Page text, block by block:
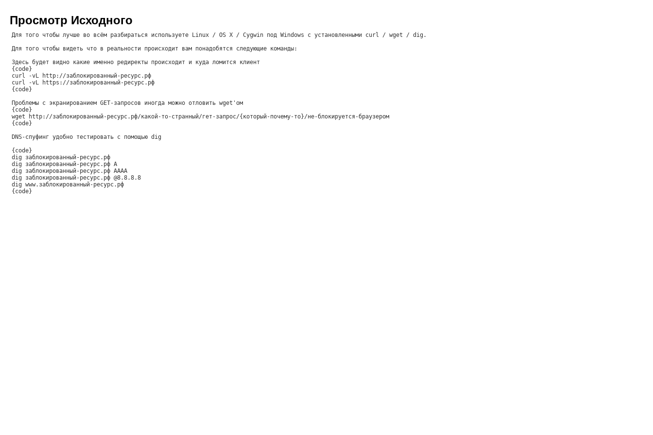
Просмотр Исходного
Для того чтобы лучше во всём разбираться используете Linux / OS X / Cygwin под Windows с установленными curl / wget / dig.
Для того чтобы видеть что в реальности происходит вам понадобятся следующие команды:
Здесь будет видно какие именно редиректы происходит и куда ломится клиент
{code}
curl -vL http://заблокированный-ресурс.рф
curl -vL https://заблокированный-ресурс.рф
{code}
Проблемы с экранированием GET-запросов иногда можно отловить wget'ом
{code}
wget http://заблокированный-ресурс.рф/какой-то-странный/гет-запрос/{который-почему-то}/не-блокируется-браузером
{code}
DNS-спуфинг удобно тестировать с помощью dig
{code}
dig заблокированный-ресурс.рф
dig заблокированный-ресурс.рф A
dig заблокированный-ресурс.рф AAAA
dig заблокированный-ресурс.рф @8.8.8.8
dig www.заблокированный-ресурс.рф
{code}